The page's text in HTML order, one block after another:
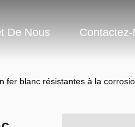
De Nous
fer blanc résistantes à la